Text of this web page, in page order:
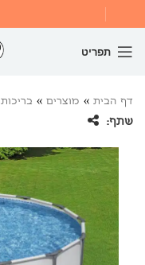
תפריט
דף הבית » מוצרים » בריכות
שתף: